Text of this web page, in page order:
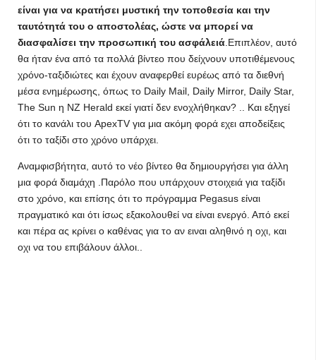
είναι για να κρατήσει μυστική την τοποθεσία και την
ταυτότητά του ο αποστολέας, ώστε να μπορεί να
διασφαλίσει την προσωπική του ασφάλειά .Επιπλέον, αυτό
θα ήταν ένα από τα πολλά βίντεο που δείχνουν υποτιθέμενους
χρόνο-ταξιδιώτες και έχουν αναφερθεί ευρέως από τα διεθνή
μέσα ενημέρωσης, όπως το Daily Mail, Daily Mirror, Daily Star,
The Sun η NZ Herald εκεί γιατί δεν ενοχλήθηκαν? .. Και εξηγεί
ότι το κανάλι του ApexTV για μια ακόμη φορά εχει αποδείξεις
ότι το ταξίδι στο χρόνο υπάρχει.
Αναμφισβήτητα, αυτό το νέο βίντεο θα δημιουργήσει για άλλη
μια φορά διαμάχη .Παρόλο που υπάρχουν στοιχειά για ταξίδι
στο χρόνο, και επίσης ότι το πρόγραμμα Pegasus είναι
πραγματικό και ότι ίσως εξακολουθεί να είναι ενεργό. Από εκεί
και πέρα ας κρίνει ο καθένας για το αν ειναι αληθινό η οχι, και
οχι να του επιβάλουν άλλοι..